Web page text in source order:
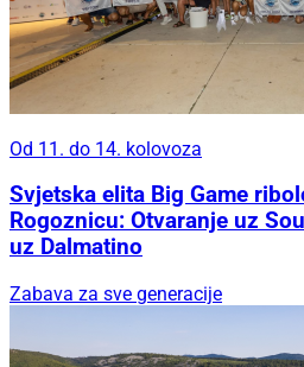
Od 11. do 14. kolovoza
Svjetska elita Big Game
Rogoznicu: Otvaranje uz
uz Dalmatino
Zabava za sve generacije